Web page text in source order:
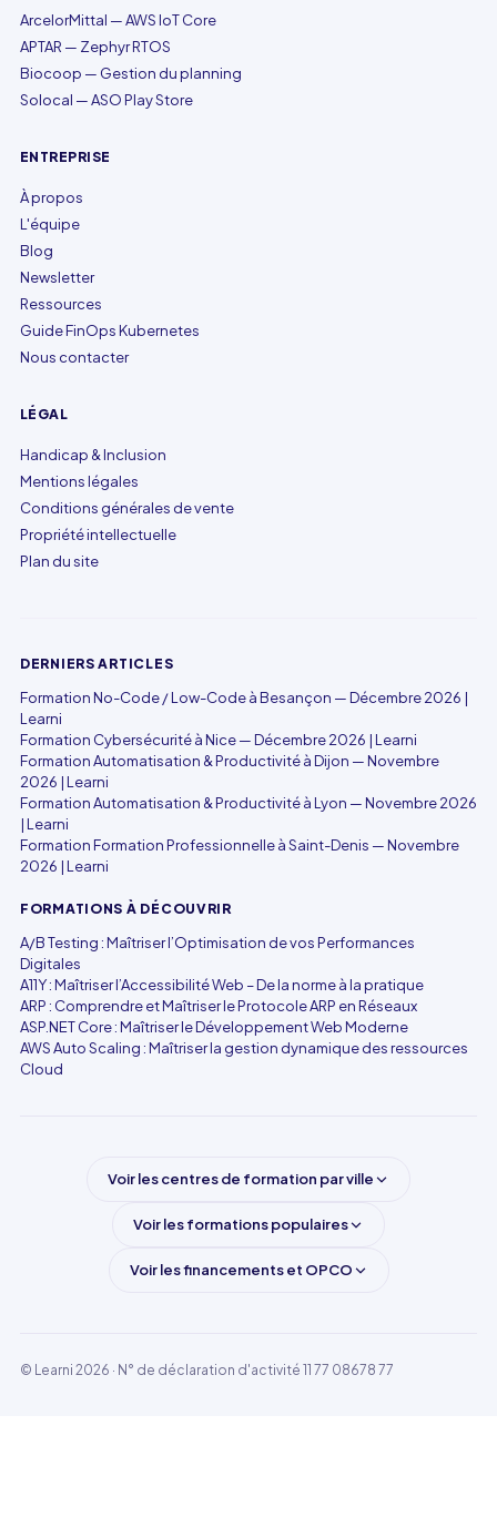
ArcelorMittal — AWS IoT Core
APTAR — Zephyr RTOS
Biocoop — Gestion du planning
Solocal — ASO Play Store
ENTREPRISE
À propos
L'équipe
Blog
Newsletter
Ressources
Guide FinOps Kubernetes
Nous contacter
LÉGAL
Handicap & Inclusion
Mentions légales
Conditions générales de vente
Propriété intellectuelle
Plan du site
DERNIERS ARTICLES
Formation No-Code / Low-Code à Besançon — Décembre 2026 |
Learni
Formation Cybersécurité à Nice — Décembre 2026 | Learni
Formation Automatisation & Productivité à Dijon — Novembre
2026 | Learni
Formation Automatisation & Productivité à Lyon — Novembre 2026
| Learni
Formation Formation Professionnelle à Saint-Denis — Novembre
2026 | Learni
FORMATIONS À DÉCOUVRIR
A/B Testing : Maîtriser l’Optimisation de vos Performances
Digitales
A11Y : Maîtriser l’Accessibilité Web – De la norme à la pratique
ARP : Comprendre et Maîtriser le Protocole ARP en Réseaux
ASP.NET Core : Maîtriser le Développement Web Moderne
AWS Auto Scaling : Maîtriser la gestion dynamique des ressources
Cloud
Voir les centres de formation par ville
Voir les formations populaires
Voir les financements et OPCO
© Learni 2026 · N° de déclaration d'activité 11 77 08678 77